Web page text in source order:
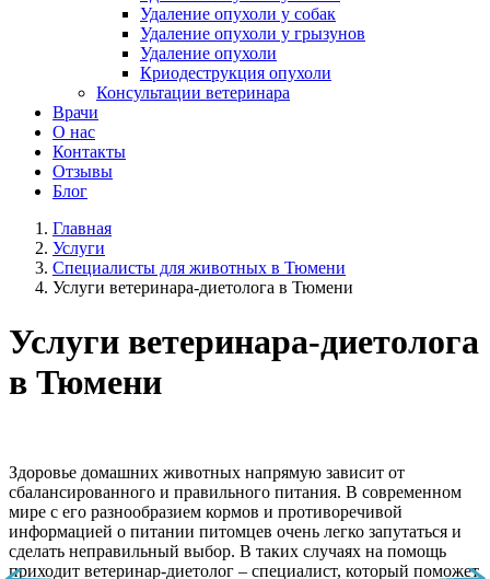
Удаление опухоли у собак
Удаление опухоли у грызунов
Удаление опухоли
Криодеструкция опухоли
Консультации ветеринара
Врачи
О нас
Контакты
Отзывы
Блог
Главная
Услуги
Специалисты для животных в Тюмени
Услуги ветеринара-диетолога в Тюмени
Услуги ветеринара-диетолога
в Тюмени
Здоровье домашних животных напрямую зависит от
сбалансированного и правильного питания. В современном
мире с его разнообразием кормов и противоречивой
информацией о питании питомцев очень легко запутаться и
сделать неправильный выбор. В таких случаях на помощь
приходит ветеринар-диетолог – специалист, который поможет